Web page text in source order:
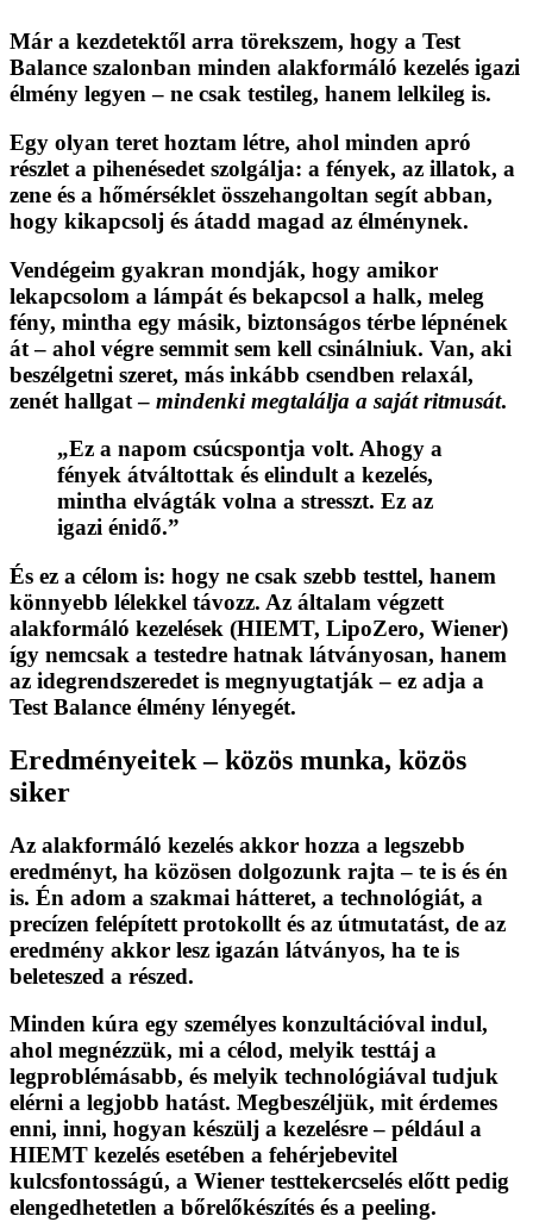
Már a kezdetektől arra törekszem, hogy a Test
Balance szalonban minden alakformáló kezelés igazi
élmény legyen – ne csak testileg, hanem lelkileg is.
Egy olyan teret hoztam létre, ahol minden apró
részlet a pihenésedet szolgálja: a fények, az illatok, a
zene és a hőmérséklet összehangoltan segít abban,
hogy kikapcsolj és átadd magad az élménynek.
Vendégeim gyakran mondják, hogy amikor
lekapcsolom a lámpát és bekapcsol a halk, meleg
fény, mintha egy másik, biztonságos térbe lépnének
át– ahol végre semmit sem kell csinálniuk. Van, aki
beszélgetni szeret, más inkább csendben relaxál,
zenét hallgat – mindenki megtalálja a saját ritmusát.
„Ez a napom csúcspontja volt. Ahogy a
fények átváltottak és elindult a kezelés,
mintha elvágták volna a stresszt. Ez az
igazi énidő.”
És ez a célom is: hogy ne csak szebb testtel, hanem
könnyebb lélekkel távozz. Az általam végzett
alakformáló kezelések (HIEMT, LipoZero, Wiener)
így nemcsak a testedre hatnak látványosan, hanem
az idegrendszeredet is megnyugtatják – ez adja a
Test Balance élmény lényegét.
Eredményeitek – közös munka, közös
siker
Az alakformáló kezelés akkor hozza a legszebb
eredményt, ha közösen dolgozunk rajta – te is és én
is. Én adom a szakmai hátteret, a technológiát, a
precízen felépített protokollt és az útmutatást, de az
eredmény akkor lesz igazán látványos, ha te is
beleteszed a részed.
Minden kúra egy személyes konzultációval indul,
ahol megnézzük, mi a célod, melyik testtáj a
legproblémásabb, és melyik technológiával tudjuk
elérni a legjobb hatást. Megbeszéljük, mit érdemes
enni, inni, hogyan készülj a kezelésre – például a
HIEMT kezelés esetében a fehérjebevitel
kulcsfontosságú, a Wiener testtekercselés előtt pedig
elengedhetetlen a bőrelőkészítés és a peeling.